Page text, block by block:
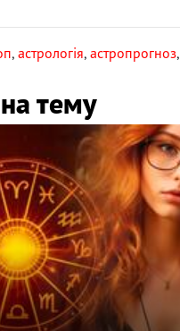
, астрологія, астропрогноз,
тему